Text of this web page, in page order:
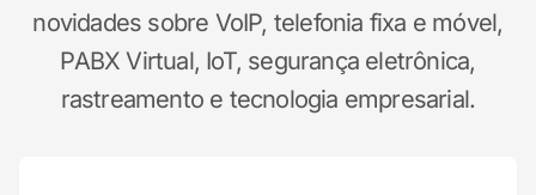
novidades sobre VoIP, telefonia fixa e móvel,
PABX Virtual, IoT, segurança eletrônica,
rastreamento e tecnologia empresarial.